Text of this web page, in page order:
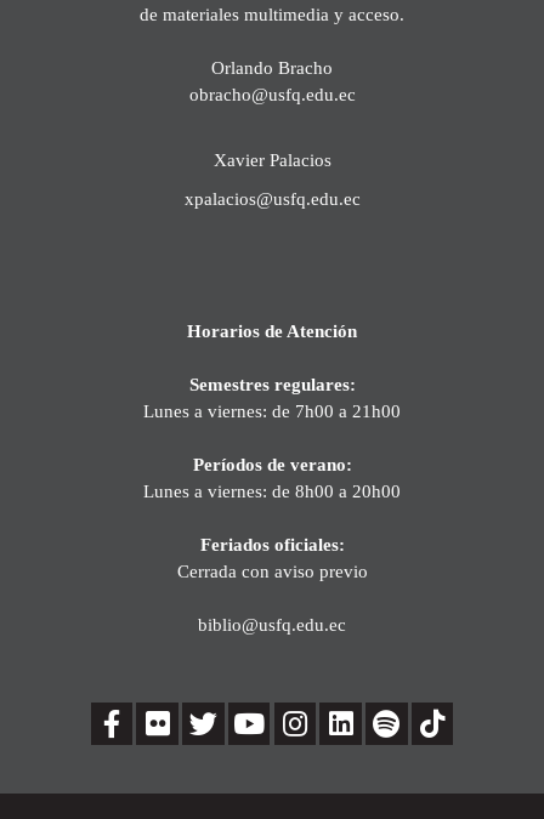
de materiales multimedia y acceso.
Orlando Bracho
obracho@usfq.edu.ec
Xavier Palacios
xpalacios@usfq.edu.ec
Horarios de Atención
Semestres regulares:
Lunes a viernes: de 7h00 a 21h00
Períodos de verano:
Lunes a viernes: de 8h00 a 20h00
Feriados oficiales:
Cerrada con aviso previo
biblio@usfq.edu.ec